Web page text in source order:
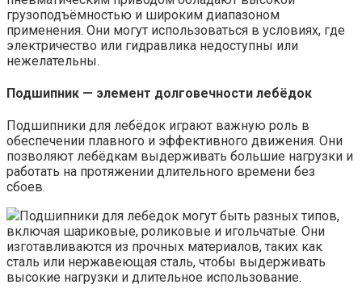
грузоподъёмностью и широким диапазоном
применения. Они могут использоваться в условиях, где
электричество или гидравлика недоступны или
нежелательны.
Подшипник — элемент долговечности лебёдок
Подшипники для лебёдок играют важную роль в
обеспечении плавного и эффективного движения. Они
позволяют лебёдкам выдерживать большие нагрузки и
работать на протяжении длительного времени без
сбоев.
Подшипники для лебёдок могут быть разных типов,
включая шариковые, роликовые и игольчатые. Они
изготавливаются из прочных материалов, таких как
сталь или нержавеющая сталь, чтобы выдерживать
высокие нагрузки и длительное использование.